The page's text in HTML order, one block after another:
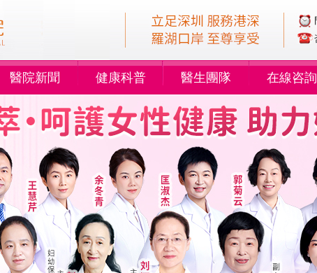
醫院新聞 健康科普 醫生團隊 在線咨詢